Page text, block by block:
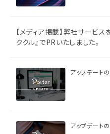
【メディア掲載】弊社サービス
ククル』でPRいたしました。
アップデート
アップデート